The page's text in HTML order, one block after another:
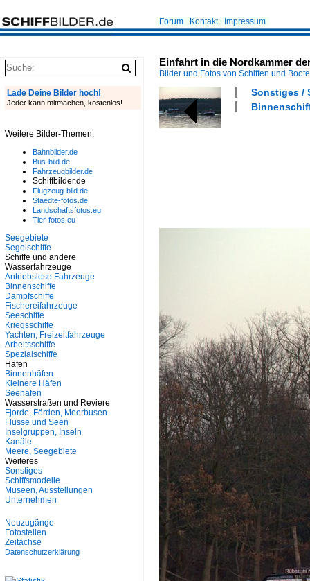
Forum Kontakt Impressum
Einfahrt in die Nordkammer
Bilder und Fotos von Schiffen und
Sonstiges /
Lade Deine Bilder hoch!
Jeder kann mitmachen, kostenlos!
Weitere Bilder-Themen:
Bahnbilder.de
Bus-bild.de
Fahrzeugbilder.de
Schiffbilder.de
Flugzeug-bild.de
Staedte-fotos.de
Landschaftsfotos.eu
Tier-fotos.eu
Seegebiete
Segelschiffe
Schiffe und andere
Wasserfahrzeuge
Antriebslose Fahrzeuge
Binnenschiffe
Dampfschiffe
Fischereifahrzeuge
Seeschiffe
Kriegsschiffe
Yachten, Freizeitfahrzeuge
Arbeitsschiffe
Spezialschiffe
Häfen
Binnenhäfen
Kleinere Häfen
Seehäfen
Wasserstraßen und Reviere
Fjorde, Förden, Meerbusen
Flüsse und Seen
Inselgruppen, Inseln
Kanäle
Meere, Seegebiete
Weiteres
Sonstiges
Schiffsmodelle
Museen, Ausstellungen
Unternehmen
Neuzugänge
Fotostellen
Zeitachse
Datenschutzerklärung